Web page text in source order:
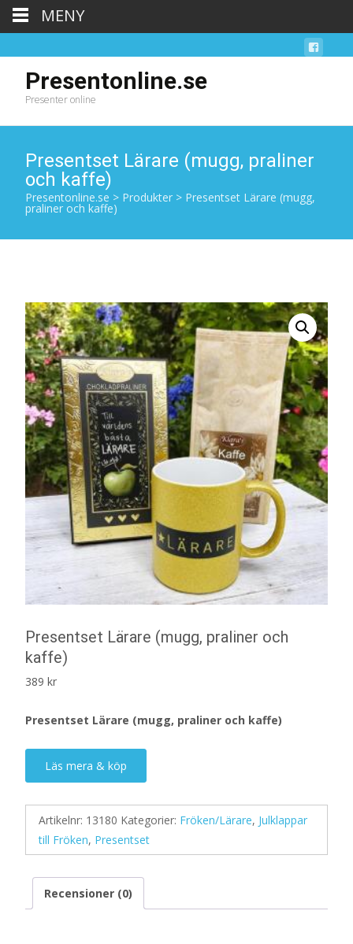
Presentonline.se
Presenter online
Presentset Lärare (mugg, praliner
och kaffe)
Presentonline.se > Produkter > Presentset Lärare (mugg,
praliner och kaffe)
Presentset Lärare (mugg, praliner och
kaffe)
389 kr
Presentset Lärare (mugg, praliner och kaffe)
Läs mera & köp
Artikelnr: 13180 Kategorier: Fröken/Lärare, Julklappar
till Fröken, Presentset
Recensioner (0)
MENY